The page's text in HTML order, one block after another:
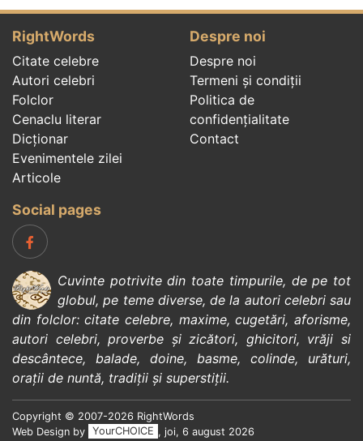
RightWords
Citate celebre
Autori celebri
Folclor
Cenaclu literar
Dicționar
Evenimentele zilei
Articole
Despre noi
Despre noi
Termeni și condiții
Politica de
confidenţialitate
Contact
Social pages
Cuvinte potrivite din toate timpurile, de pe tot
globul, pe teme diverse, de la autori celebrisau
din folclor:citate celebre, maxime,cugetări,aforisme,
autori celebri,proverbe și zicători, ghicitori, vrăji si
descântece, balade, doine, basme, colinde, urături,
orații de nuntă, tradiții și superstiții.
Copyright © 2007-2026 RightWords
Web Design by
YourCHOICE , joi, 6 august 2026